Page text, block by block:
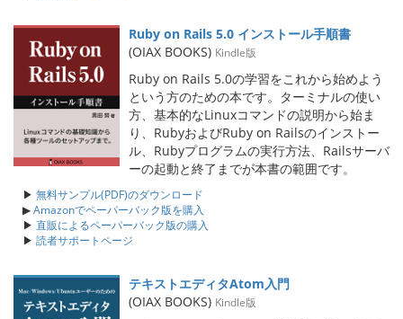
Ruby on Rails 5.0 インストール手順書
(OIAX BOOKS) Kindle版
Ruby on Rails 5.0の学習をこれから始めよう
という方のための本です。ターミナルの使い
方、基本的なLinuxコマンドの説明から始ま
り、RubyおよびRuby on Railsのインストー
ル、Rubyプログラムの実行方法、Railsサーバ
ーの起動と終了までが本書の範囲です。
▶ 無料サンプル(PDF)のダウンロード
▶Amazonでペーパーバック版を購入
▶ 直販によるペーパーバック版の購入
▶ 読者サポートページ
テキストエディタAtom入門
(OIAX BOOKS) Kindle版